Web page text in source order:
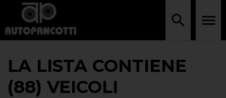
LA LISTA CONTIENE
(88) VEICOLI